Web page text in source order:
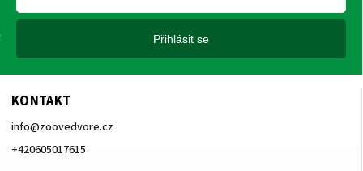
KONTAKT
info@zoovedvore.cz
+420605017615
Přihlásit se